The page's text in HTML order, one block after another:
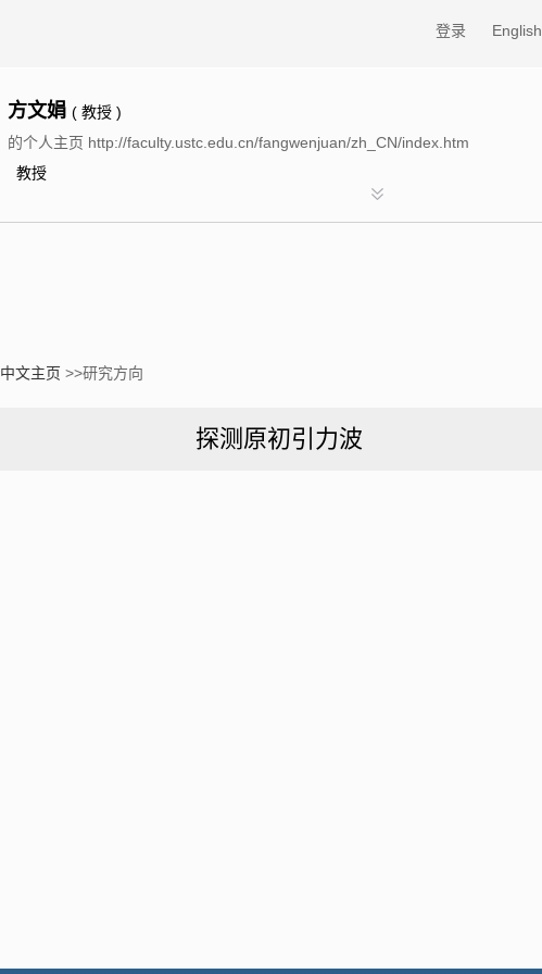
登录 English
方文娟 ( 教授 )
的个人主页 http://faculty.ustc.edu.cn/fangwenjuan/zh_CN/index.htm
教授
中文主页 >>研究方向
探测原初引力波